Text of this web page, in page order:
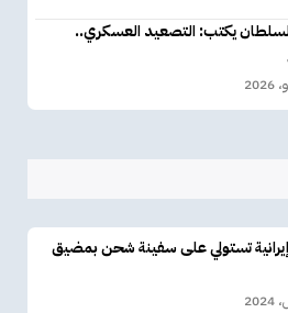
يكتب: التصعيد العسكري..
تستولي على سفينة شحن بمضيق